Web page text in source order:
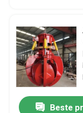
Beste